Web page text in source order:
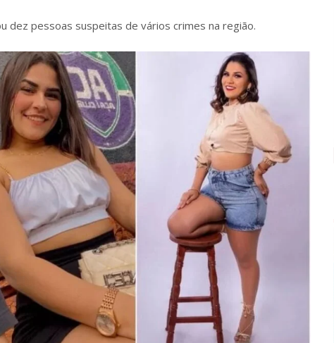
dez pessoas suspeitas de vários crimes na região.